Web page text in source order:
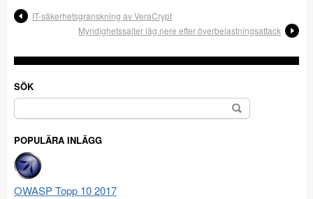
IT-säkerhetsgranskning av VeraCrypt
Myndighetssajter låg nere efter överbelastningsattack
SÖK
Sök
efter:
POPULÄRA INLÄGG
OWASP Topp 10 2017